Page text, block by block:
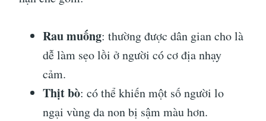
Rau muống: thường được dân gian cho là
dễ làm sẹo lồi ở người có cơ địa nhạy
cảm.
Thịt bò: có thể khiến một số người lo
ngại vùng da non bị sậm màu hơn.